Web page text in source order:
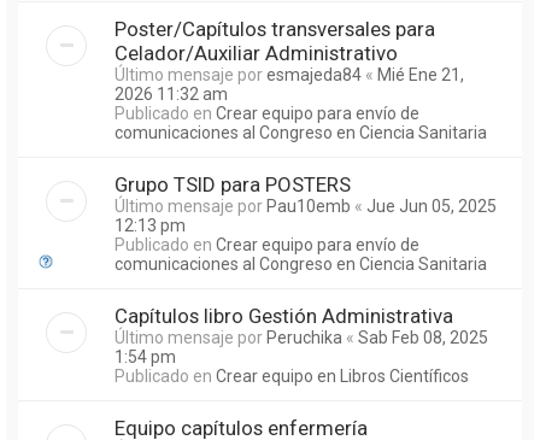
Poster/Capítulos transversales para
Celador/Auxiliar Administrativo
Último mensaje poresmajeda84 « Mié Ene 21,
2026 11:32 am
Publicado en Crear equipo para envío de
comunicaciones al Congreso en Ciencia Sanitaria
Grupo TSID para POSTERS
Último mensaje por Pau10emb « Jue Jun 05, 2025
12:13 pm
Publicado en Crear equipo para envío de
comunicaciones al Congreso en Ciencia Sanitaria
Capítulos libro Gestión Administrativa
Último mensaje por Peruchika « Sab Feb 08, 2025
1:54 pm
Publicado en Crear equipo en Libros Científicos
Equipo capítulos enfermería